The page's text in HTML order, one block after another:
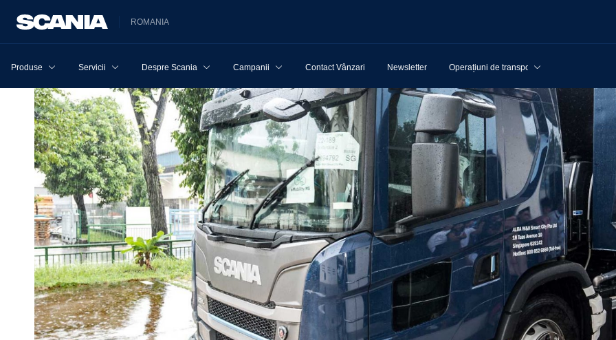
ROMANIA
Produse Servicii Despre Scania Campanii Contact Vânzari Newsletter Operațiuni de transport